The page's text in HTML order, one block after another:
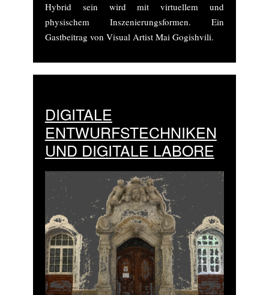
Hybrid sein wird mit virtuellem und
physischem Inszenierungsformen. Ein
Gastbeitrag von Visual Artist Mai Gogishvili.
DIGITALE
ENTWURFSTECHNIKEN
UND DIGITALE LABORE